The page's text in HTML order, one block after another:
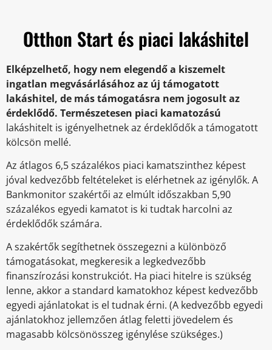
Otthon Start és piaci lakáshitel
Elképzelhető, hogy nem elegendő a kiszemelt
ingatlan megvásárlásához az új támogatott
lakáshitel, de más támogatásra nem jogosult az
érdeklődő. Természetesen piaci kamatozású
lakáshitelt is igényelhetnek az érdeklődők a támogatott
kölcsön mellé.
Az átlagos 6,5 százalékos piaci kamatszinthez képest
jóval kedvezőbb feltételeket is elérhetnek az igénylők. A
Bankmonitor szakértői az elmúlt időszakban 5,90
százalékos egyedi kamatot is ki tudtak harcolni az
érdeklődők számára.
A szakértők segíthetnek összegezni a különböző
támogatásokat, megkeresik a legkedvezőbb
finanszírozási konstrukciót. Ha piaci hitelre is szükség
lenne, akkor a standard kamatokhoz képest kedvezőbb
egyedi ajánlatokat is el tudnak érni. (A kedvezőbb egyedi
ajánlatokhoz jellemzően átlag feletti jövedelem és
magasabb kölcsönösszeg igénylése szükséges.)